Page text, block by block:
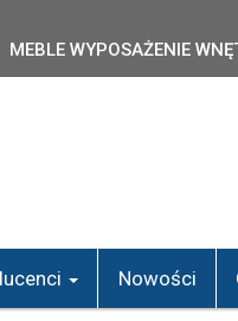
MEBLE WYPOSAŻENIE
Nowości